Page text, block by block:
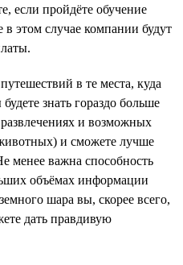
если пройдёте обучение
этом случае компании будут
в те места, куда
знать гораздо больше
и возможных
и сможете лучше
менее важна способность
объёмах информации
шара вы, скорее всего,
дать правдивую